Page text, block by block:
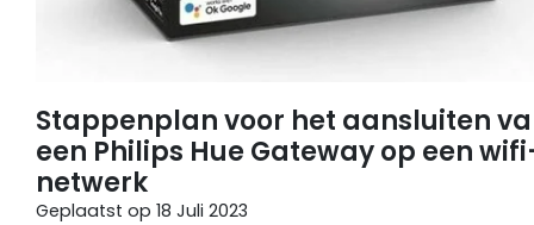
Stappenplan voor het aansluiten
een Philips Hue Gateway op een
netwerk
Geplaatst op 18 Juli 2023